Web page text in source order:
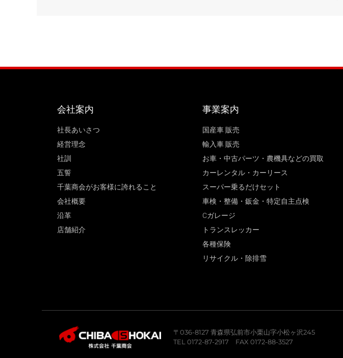
会社案内
社長あいさつ
経営理念
社訓
五誓
千葉商会がお客様に誇れること
会社概要
沿革
店舗紹介
事業案内
国産車 販売
輸入車 販売
お車・中古パーツ・農機具などの買取
カーレンタル・カーリース
スーパー乗るだけセット
車検・整備・鈑金・特定自主点検
Cガレージ
トランスレッカー
各種保険
リサイクル・除排雪
〒036-8127 青森県弘前市小栗山字小松ヶ沢245
TEL 0172-87-2917 FAX 0172-88-3527